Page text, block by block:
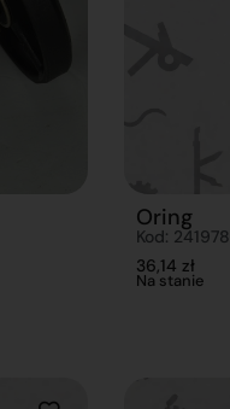
Oring
Kod: 241978
36,14 zł
Na stanie